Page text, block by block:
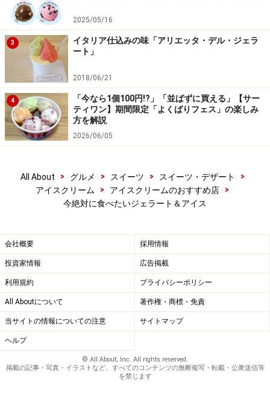
2025/05/16
3
イタリア仕込みの味「アリエッタ・デル・ジェラ
ート」
2018/06/21
4
「今なら1個100円!?」「並ばずに買える」【サー
ティワン】期間限定「よくばりフェス」の楽しみ
方を解説
2026/06/05
All About > グルメ > スイーツ > スイーツ・デザート
>
アイスクリーム
> アイスクリームのおすすめ店
>
今絶対に食べたいジェラート＆アイス
会社概要 採用情報
投資家情報 広告掲載
利用規約 プライバシーポリシー
All Aboutについて 著作権・商標・免責
当サイトの情報についての注意 サイトマップ
ヘルプ
© All About, Inc. All rights reserved.
掲載の記事・写真・イラストなど、すべてのコンテンツの無断複写・転載・公衆送信等
を禁じます